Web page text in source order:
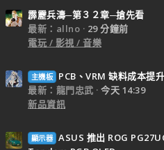
霹靂兵濤─第３２章─搶先看
最新：allno
29 分鐘前
電玩 / 影視 / 音樂
主機板
PCB、VRM 缺料成本提
最新：龍門忠武
今天 14:39
新品資訊
顯示器 ASUS 推出 ROG